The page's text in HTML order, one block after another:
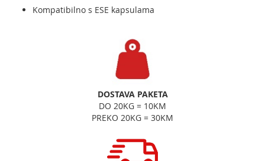
Kompatibilno s ESE kapsulama
DOSTAVA PAKETA
DO 20KG = 10KM
PREKO 20KG = 30KM